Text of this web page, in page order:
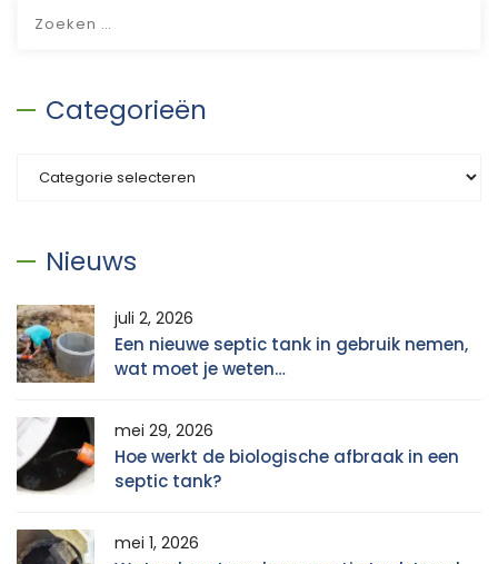
Categorieën
Nieuws
juli 2, 2026
Een nieuwe septic tank in gebruik nemen,
wat moet je weten…
mei 29, 2026
Hoe werkt de biologische afbraak in een
septic tank?
mei 1, 2026